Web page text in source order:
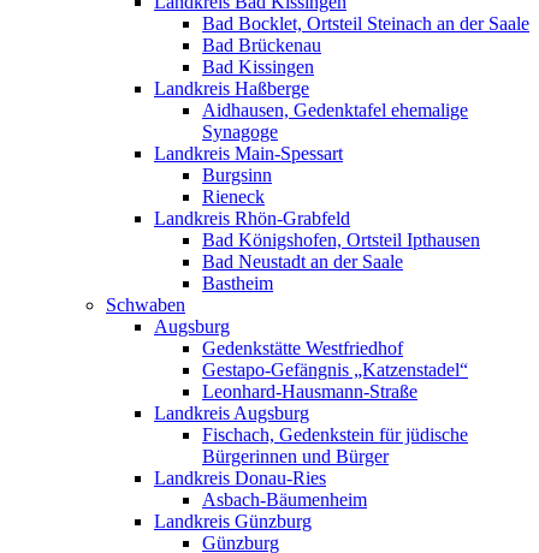
Bad Bocklet, Ortsteil Steinach an der Saale
Bad Brückenau
Bad Kissingen
Landkreis Haßberge
Aidhausen, Gedenktafel ehemalige
Synagoge
Landkreis Main-Spessart
Burgsinn
Rieneck
Landkreis Rhön-Grabfeld
Bad Königshofen, Ortsteil Ipthausen
Bad Neustadt an der Saale
Bastheim
Schwaben
Augsburg
Gedenkstätte Westfriedhof
Gestapo-Gefängnis „Katzenstadel“
Leonhard-Hausmann-Straße
Landkreis Augsburg
Fischach, Gedenkstein für jüdische
Bürgerinnen und Bürger
Landkreis Donau-Ries
Asbach-Bäumenheim
Landkreis Günzburg
Günzburg